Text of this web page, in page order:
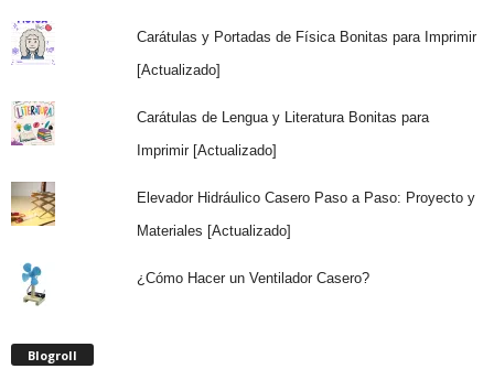
Carátulas y Portadas de Física Bonitas para Imprimir
[Actualizado]
Carátulas de Lengua y Literatura Bonitas para
Imprimir [Actualizado]
Elevador Hidráulico Casero Paso a Paso: Proyecto y
Materiales [Actualizado]
¿Cómo Hacer un Ventilador Casero?
Blogroll